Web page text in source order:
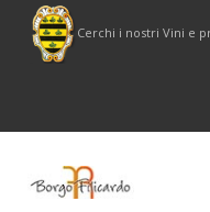
Cerchi i nostri Vini e